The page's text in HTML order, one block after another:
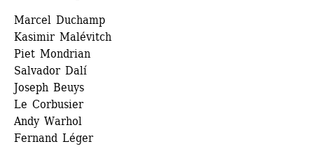
Marcel Duchamp
Kasimir Malévitch
Piet Mondrian
Salvador Dalí
Joseph Beuys
Le Corbusier
Andy Warhol
Fernand Léger